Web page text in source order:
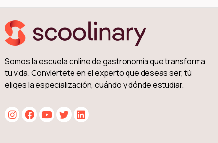
Somos la escuela online de gastronomía que transforma
tu vida. Conviértete en el experto que deseas ser, tú
eliges la especialización, cuándo y dónde estudiar.